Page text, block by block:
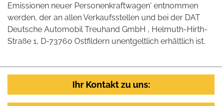
Emissionen neuer Personenkraftwagen' entnommen
werden, der an allen Verkaufsstellen und bei der DAT
Deutsche Automobil Treuhand GmbH , Helmuth-Hirth-
Straße 1, D-73760 Ostfildern unentgeltlich erhältlich ist.
Ihr Kontakt zu uns: